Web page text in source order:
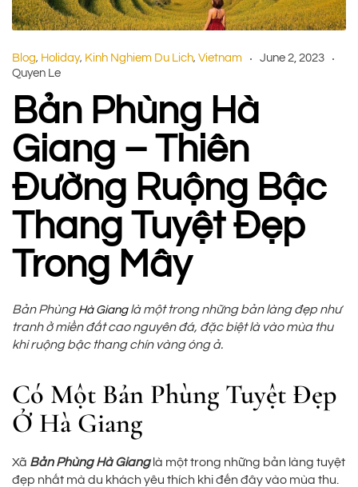
Blog, Holiday, Kinh Nghiem Du Lich, Vietnam
June 2, 2023
Quyen Le
Bản Phùng Hà
Giang – Thiên
Đường Ruộng Bậc
Thang Tuyệt Đẹp
Trong Mây
Bản Phùng Hà Gianglà một trong những bản làng đẹp như
tranh ở miền đất cao nguyên đá, đặc biệt là vào mùa thu
khi ruộng bậc thang chín vàng óng ả.
Có Một Bản Phùng Tuyệt Đẹp
Ở Hà Giang
Xã Bản Phùng Hà Gianglà một trong những bản làng tuyệt
đẹp nhất mà du khách yêu thích khi đến đây vào mùa thu.